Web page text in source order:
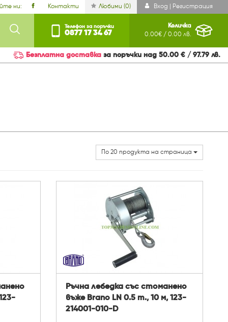
ни: Контакти Любими (0) Вход | Регистрация
Телефон за поръчки
0877 17 34 67
Количка
0.00€ / 0.00 лв.
Безплатна доставка за поръчки над 50.00 € / 97.79 лв.
По 20 продукта на страница
Ръчна лебедка със стоманено
въже Brano LN 0.5 т., 10 м, 123-
214001-010-D